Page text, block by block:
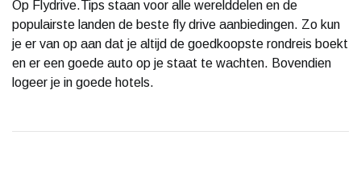
Op Flydrive.Tips staan voor alle werelddelen en de
populairste landen de beste fly drive aanbiedingen. Zo kun
je er van op aan dat je altijd de goedkoopste rondreis boekt
en er een goede auto op je staat te wachten. Bovendien
logeer je in goede hotels.